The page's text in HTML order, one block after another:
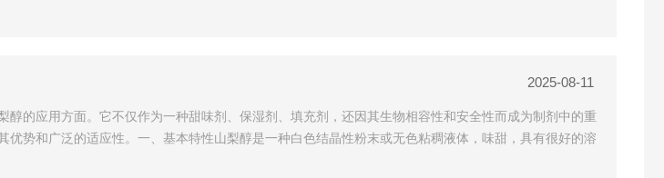
2025-08-11
的应用方面。它不仅作为一种甜味剂、保湿剂、填充剂，还因其生物相容性和安全性而成为制剂中的重
势和广泛的适应性。一、基本特性山梨醇是一种白色结晶性粉末或无色粘稠液体，味甜，具有很好的溶